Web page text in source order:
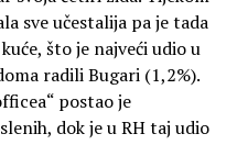
sve učestalija pa je tada
što je najveći udio u
radili Bugari (1,2%).
postao je
dok je u RH taj udio